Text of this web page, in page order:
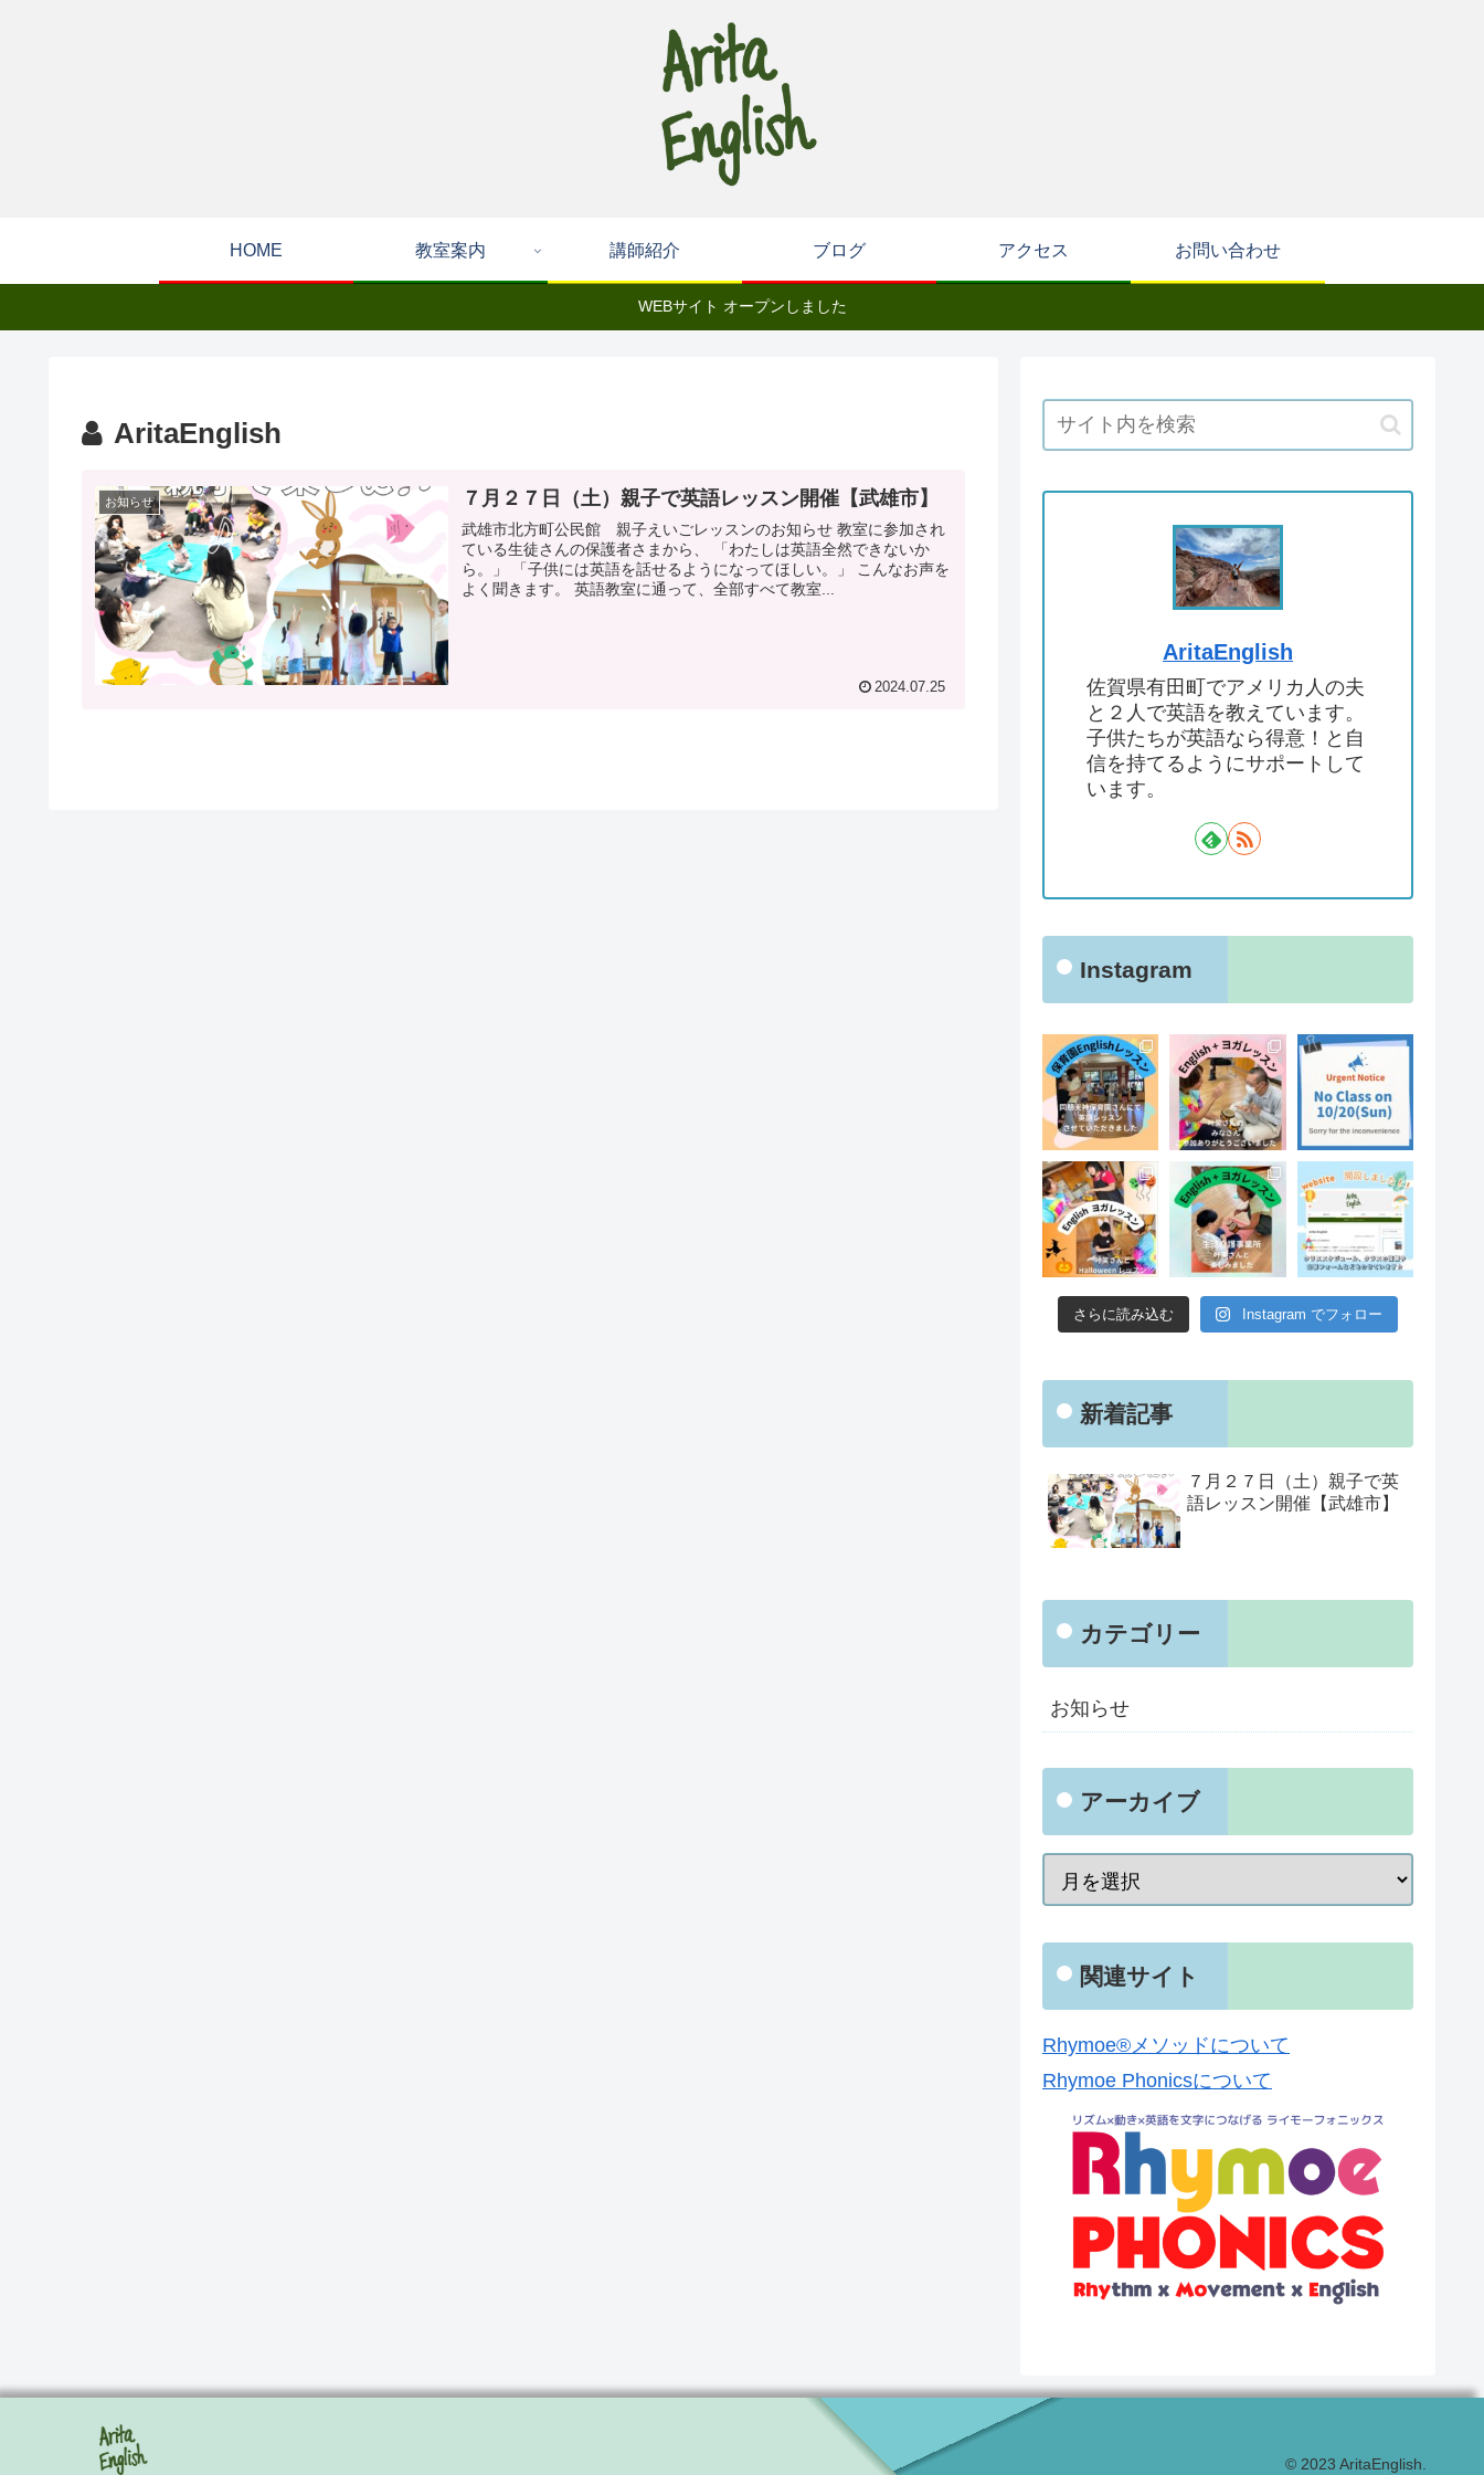
HOME 教室案内 講師紹介 ブログ アクセス お問い合わせ
WEBサイト オープンしました
AritaEnglish
お知らせ ７月２７日（土）親子で英語レッスン開催【武雄市】
武雄市北方町公民館 親子えいごレッスンのお知らせ 教室に参加され
ている生徒さんの保護者さまから、 「わたしは英語全然できないか
ら。」 「子供には英語を話せるようになってほしい。」 こんなお声を
よく聞きます。 英語教室に通って、全部すべて教室...
2024.07.25
AritaEnglish
佐賀県有田町でアメリカ人の夫
と２人で英語を教えています。
子供たちが英語なら得意！と自
信を持てるようにサポートして
います。
Instagram
さらに読み込む Instagram でフォロー
新着記事
７月２７日（土）親子で英
語レッスン開催【武雄市】
カテゴリー
お知らせ
アーカイブ
関連サイト
Rhymoe®メソッドについて
Rhymoe Phonicsについて
© 2023 AritaEnglish.